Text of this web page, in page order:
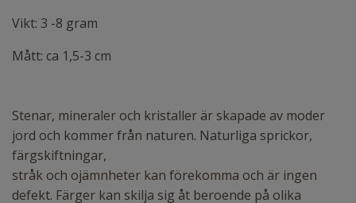
Vikt: 3 -8 gram
Mått: ca 1,5-3 cm
Stenar, mineraler och kristaller är skapade av moder
jord och kommer från naturen. Naturliga sprickor,
färgskiftningar,
stråk och ojämnheter kan förekomma och är ingen
defekt. Färger kan skilja sig åt beroende på olika